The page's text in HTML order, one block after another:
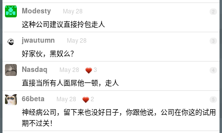
2
Modesty May 28
这种公司建议直接拎包走人
3
jwautumn May 28
好家伙，黑奴么？
4
Nasdaq May 28 3
直接当所有人面屌他一顿，走人
5
66beta May 28 2
神经病公司，留下来也没好日子，你跟他说，公司在你这的试用
期不过关！